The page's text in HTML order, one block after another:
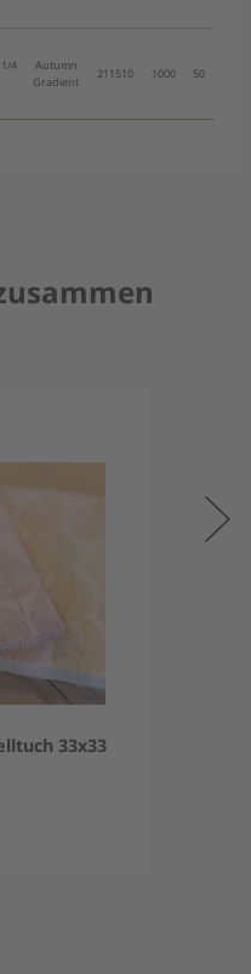
4
Autumn
Gradient
211510 1000 50
33x33